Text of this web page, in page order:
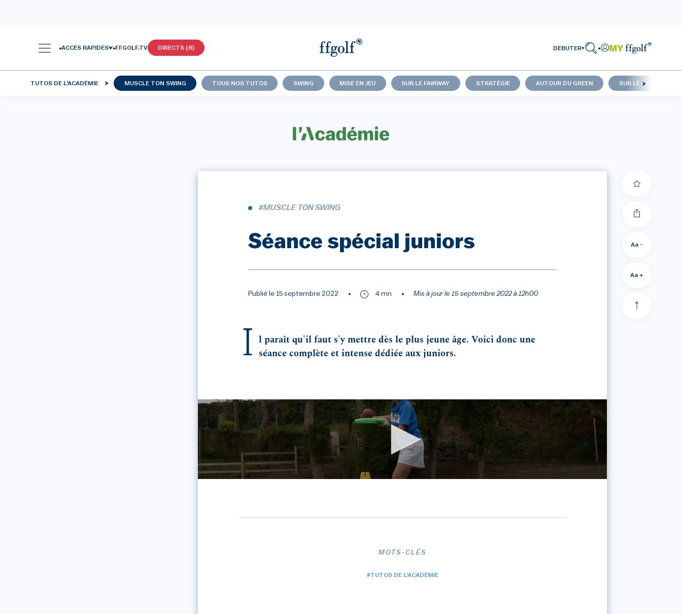
ACCÈS RAPIDES FFGOLF.TV DIRECTS (8) DÉBUTER
TUTOS DE L'ACADÉMIE MUSCLE TON SWING TOUS NOS TUTOS SWING MISE EN JEU SUR LE FAIRWAY STRATÉGIE AUTOUR DU GREEN SUR LE GREEN
#MUSCLE TON SWING
Séance spécial juniors
Publié le 15 septembre 2022 4 mn Mis à jour le 15 septembre 2022 à 12h00
I
l paraît qu'il faut s'y mettre dès le plus jeune âge. Voici donc une
séance complète et intense dédiée aux juniors.
MOTS-CLÉS
#TUTOS DE L'ACADÉMIE
Aa -
Aa +